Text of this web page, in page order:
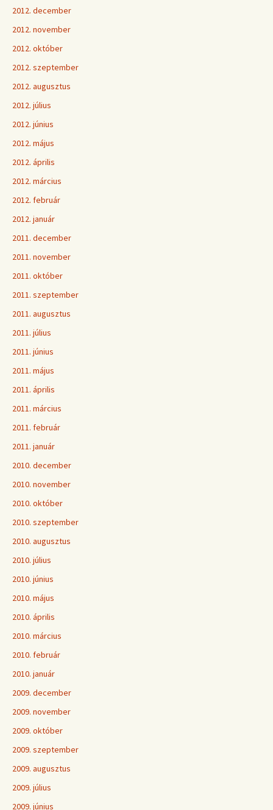
2012. december
2012. november
2012. október
2012. szeptember
2012. augusztus
2012. július
2012. június
2012. május
2012. április
2012. március
2012. február
2012. január
2011. december
2011. november
2011. október
2011. szeptember
2011. augusztus
2011. július
2011. június
2011. május
2011. április
2011. március
2011. február
2011. január
2010. december
2010. november
2010. október
2010. szeptember
2010. augusztus
2010. július
2010. június
2010. május
2010. április
2010. március
2010. február
2010. január
2009. december
2009. november
2009. október
2009. szeptember
2009. augusztus
2009. július
2009. június